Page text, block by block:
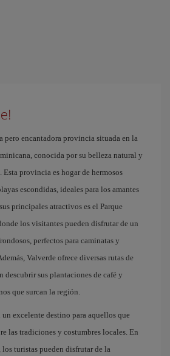
pero encantadora provincia situada en la
conocida por su belleza natural y
provincia es hogar de hermosos
escondidas, ideales para los amantes
principales atractivos es el Parque
los visitantes pueden disfrutar de un
perfectos para caminatas y
Valverde ofrece diversas rutas de
descubrir sus plantaciones de café y
que surcan la región.
excelente destino para aquellos que
las tradiciones y costumbres locales. En
turistas pueden disfrutar de la